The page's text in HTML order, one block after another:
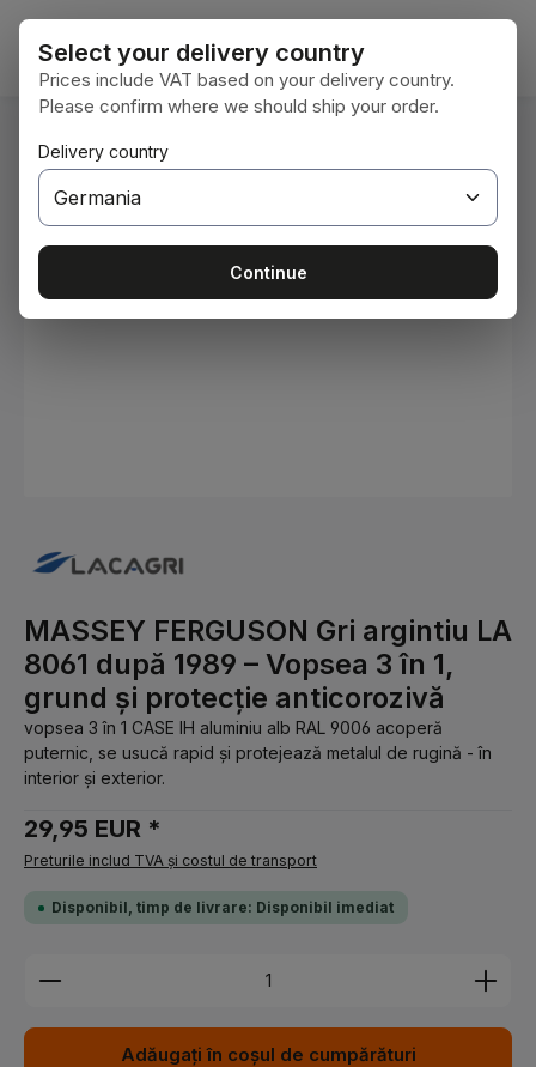
Sari la conținutul principal
Sunteți aici: Acasă
MASSEY FERGUSON Gri argintiu LA
8061 după 1989 – Vopsea 3 în 1,
grund și protecție anticorozivă
vopsea 3 în 1 CASE IH aluminiu alb RAL 9006 acoperă
puternic, se usucă rapid și protejează metalul de rugină - în
interior și exterior.
29,95 EUR *
Preturile includ TVA și costul de transport
Disponibil, timp de livrare: Disponibil imediat
Cantitate produs: Introduceți cantitatea dorită
Adăugați în coșul de cumpărături
Select your delivery country
Prices include VAT based on your delivery country.
Please confirm where we should ship your order.
Delivery country
Continue